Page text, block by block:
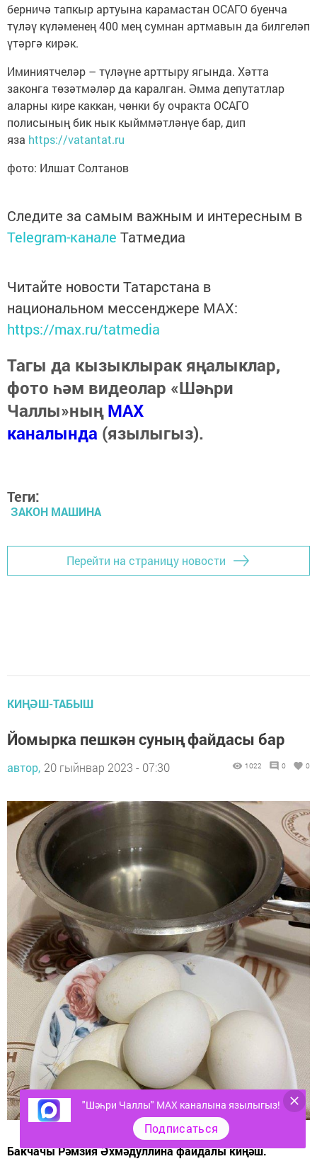
берничә тапкыр артуына карамастан ОСАГО буенча
түләү күләменең 400 мең сумнан артмавын да билгеләп
үтәргә кирәк.
Иминиятчеләр – түләүне арттыру ягында. Хәтта
законга төзәтмәләр да каралган. Әмма депутатлар
аларны кире каккан, чөнки бу очракта ОСАГО
полисының бик нык кыйммәтләнүе бар, дип
яза https://vatantat.ru
фото: Илшат Солтанов
Следите за самым важным и интересным в
Telegram-канале Татмедиа
Читайте новости Татарстана в
национальном мессенджере MАХ:
https://max.ru/tatmedia
Тагы да кызыклырак яңалыклар,
фото һәм видеолар «Шәһри
Чаллы»ныңMAX
каналында (язылыгыз).
Теги:
ЗАКОН МАШИНА
Перейти на страницу новости
КИҢӘШ-ТАБЫШ
Йомырка пешкән суның файдасы бар
автор, 20 гыйнвар 2023 - 07:30 1022 0 0
Бакчачы Рәмзия Әхмәдуллина файдалы киңәш.
"Шәһри Чаллы" MAX каналына язылыгыз!
Подписаться